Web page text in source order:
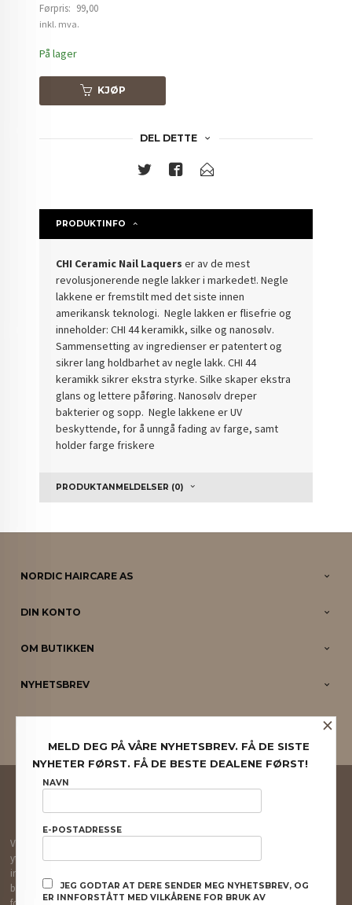
Førpris: 99,00
Rabatt
inkl. mva.
På lager
KJØP
DEL DETTE
PRODUKTINFO
CHI Ceramic Nail Laquers er av de mest
revolusjonerende negle lakker i markedet!. Negle
lakkene er fremstilt med det siste innen
amerikansk teknologi. Negle lakken er flisefrie og
inneholder: CHI 44 keramikk, silke og nanosølv.
Sammensetting av ingredienser er patentert og
sikrer lang holdbarhet av negle lakk. CHI 44
keramikk sikrer ekstra styrke. Silke skaper ekstra
glans og lettere påføring. Nanosølv dreper
bakterier og sopp. Negle lakkene er UV
beskyttende, for å unngå fading av farge, samt
holder farge friskere
PRODUKTANMELDELSER (0)
NORDIC HAIRCARE AS
DIN KONTO
OM BUTIKKEN
NYHETSBREV
PARTNERE
FRAKT
Vår nettbutikk bruker cookies slik at du får en bedre kjøpsopplevelse og vi kan
yte deg bedre service. Vi bruker cookies hovedsaklig til å lagre
innloggingsdetaljer og huske hva du har puttet i handlekurven din. Fortsett å
bruke siden som normalt om du godtar dette.Les merellerendre innstillinger
×
MELD DEG PÅ VÅRE NYHETSBREV. FÅ DE SISTE
NYHETER FØRST. FÅ DE BESTE DEALENE FØRST!
NAVN
E-POSTADRESSE
JEG GODTAR AT DERE SENDER MEG NYHETSBREV, OG
ER INNFORSTÅTT MED VILKÅRENE FOR BRUK AV